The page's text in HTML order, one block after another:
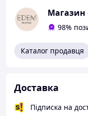
Кигуруми
Подаруйте собі
Магазин
98%
Каталог продавця
Доставка
Підписка на